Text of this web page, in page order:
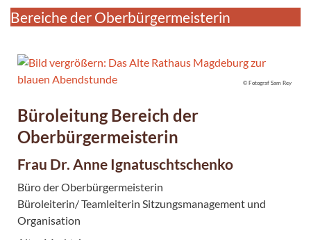
Bereiche der Oberbürgermeisterin
© Fotograf Sam Rey
Büroleitung Bereich der
Oberbürgermeisterin
Frau Dr. Anne Ignatuschtschenko
Büro der Oberbürgermeisterin
Büroleiterin/ Teamleiterin Sitzungsmanagement und
Organisation